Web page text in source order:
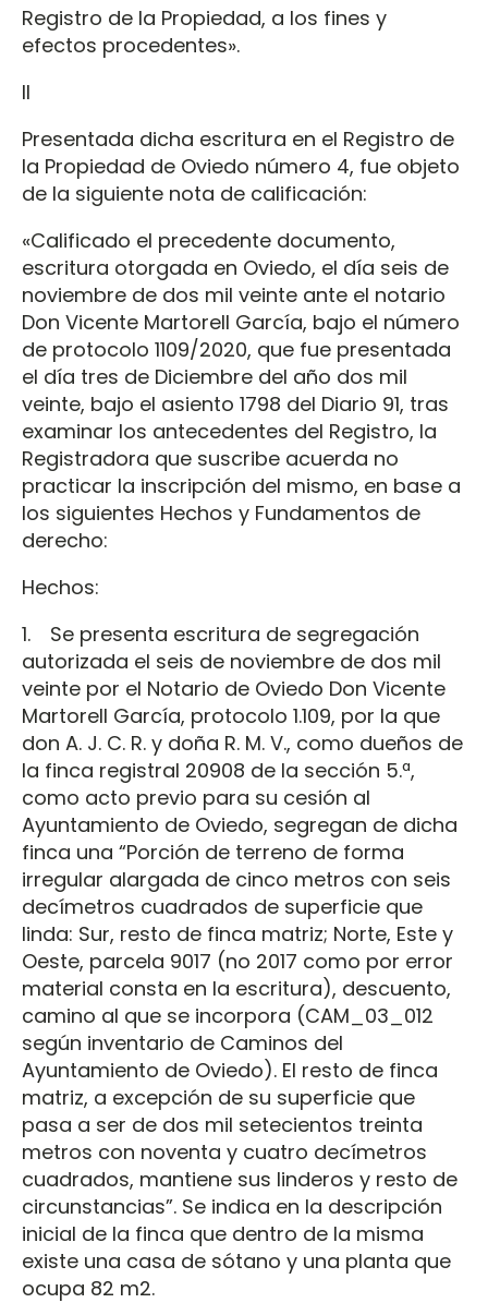
Registro de la Propiedad, a los fines y
efectos procedentes».
II
Presentada dicha escritura en el Registro de
la Propiedad de Oviedo número 4, fue objeto
de la siguiente nota de calificación:
«Calificado el precedente documento,
escritura otorgada en Oviedo, el día seis de
noviembre de dos mil veinte ante el notario
Don Vicente Martorell García, bajo el número
de protocolo 1109/2020, que fue presentada
el día tres de Diciembre del año dos mil
veinte, bajo el asiento 1798 del Diario 91, tras
examinar los antecedentes del Registro, la
Registradora que suscribe acuerda no
practicar la inscripción del mismo, en base a
los siguientes Hechos y Fundamentos de
derecho:
Hechos:
1. Se presenta escritura de segregación
autorizada el seis de noviembre de dos mil
veinte por el Notario de Oviedo Don Vicente
Martorell García, protocolo 1.109, por la que
don A. J. C. R. y doña R. M. V., como dueños de
la finca registral 20908 de la sección 5.ª,
como acto previo para su cesión al
Ayuntamiento de Oviedo, segregan de dicha
finca una “Porción de terreno de forma
irregular alargada de cinco metros con seis
decímetros cuadrados de superficie que
linda: Sur, resto de finca matriz; Norte, Este y
Oeste, parcela 9017 (no 2017 como por error
material consta en la escritura), descuento,
camino al que se incorpora (CAM_03_012
según inventario de Caminos del
Ayuntamiento de Oviedo). El resto de finca
matriz, a excepción de su superficie que
pasa a ser de dos mil setecientos treinta
metros con noventa y cuatro decímetros
cuadrados, mantiene sus linderos y resto de
circunstancias”. Se indica en la descripción
inicial de la finca que dentro de la misma
existe una casa de sótano y una planta que
ocupa 82 m2.